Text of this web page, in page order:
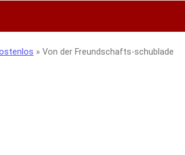
» Von der Freundschafts-schublade